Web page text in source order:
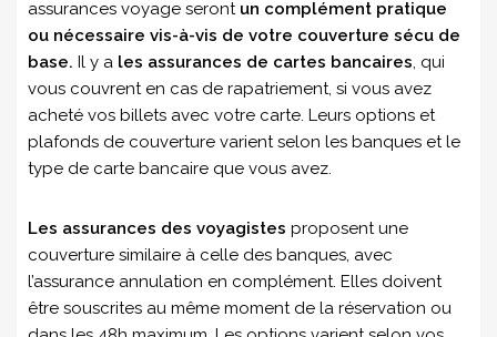
assurances voyage seront un complément pratique
ou nécessaire vis-à-vis de votre couverture sécu de
base. Il y a les assurances de cartes bancaires , qui
vous couvrent en cas de rapatriement, si vous avez
acheté vos billets avec votre carte. Leurs options et
plafonds de couverture varient selon les banques et le
type de carte bancaire que vous avez.
Les assurances des voyagistes proposent une
couverture similaire à celle des banques, avec
l’assurance annulation en complément. Elles doivent
être souscrites au même moment de la réservation ou